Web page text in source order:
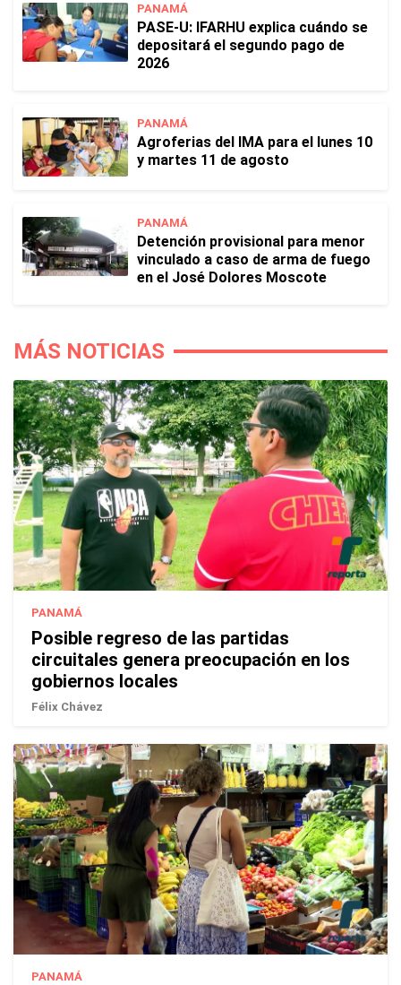
PANAMÁ
PASE-U: IFARHU explica cuándo se
depositará el segundo pago de
2026
PANAMÁ
Agroferias del IMA para el lunes 10
y martes 11 de agosto
PANAMÁ
Detención provisional para menor
vinculado a caso de arma de fuego
en el José Dolores Moscote
MÁS NOTICIAS
PANAMÁ
Posible regreso de las partidas
circuitales genera preocupación en los
gobiernos locales
Félix Chávez
PANAMÁ